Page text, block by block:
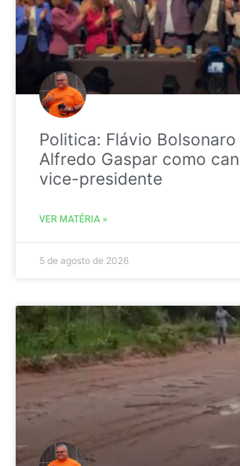
Politica: Flávio Bolsonaro
Alfredo Gaspar como
vice-presidente
VER MATÉRIA »
5 de agosto de 2026